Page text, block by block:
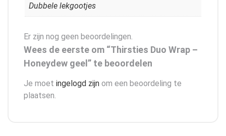
Dubbele lekgootjes
Er zijn nog geen beoordelingen.
Wees de eerste om “Thirsties Duo Wrap –
Honeydew geel” te beoordelen
Je moet ingelogd zijn om een beoordeling te
plaatsen.